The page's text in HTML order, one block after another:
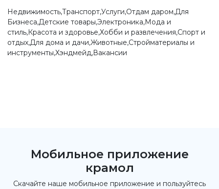
Недвижимость,Транспорт,Услуги,Отдам даром,Для
Бизнеса,Детские товары,Электроника,Мода и
стиль,Красота и здоровье,Хобби и развлечения,Спорт и
отдых,Для дома и дачи,Животные,Стройматериалы и
инструменты,Хэндмейд,Вакансии
Мобильное приложение
крамол
Скачайте наше мобильное приложение и пользуйтесь